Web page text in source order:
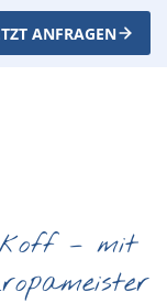
ANFRAGEN
– mit